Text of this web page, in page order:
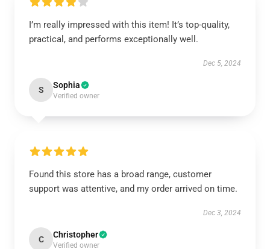
I’m really impressed with this item! It’s top-quality,
practical, and performs exceptionally well.
Dec 5, 2024
S Sophia
Verified owner
Found this store has a broad range, customer
support was attentive, and my order arrived on time.
Dec 3, 2024
C Christopher
Verified owner